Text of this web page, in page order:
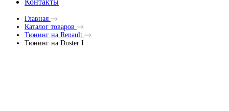
Контакты
Главная
Каталог товаров
Тюнинг на Renault
Тюнинг на Duster I